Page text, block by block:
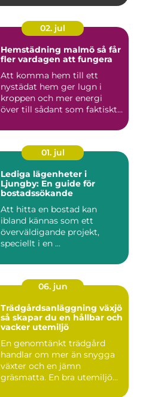
02. jul
Hemstädning malmö så får
fler vardagen att fungera
Att komma hem till ett
nystädat hem ger lugn i
kroppen och mer energi
över till sådant som faktiskt
01. jul
Lediga lägenheter i
Ljungby: En guide för
bostadssökande
Att hitta en bostad kan
ibland kännas som ett
överväldigande projekt,
speciellt i en ...
06. jun
Trädgårdsanläggning växjö
så skapar du en hållbar och
vacker utemiljö
En genomtänkt trädgård
handlar om mer än snygga
växter och en jämn
gräsmatta. En bra utemiljö